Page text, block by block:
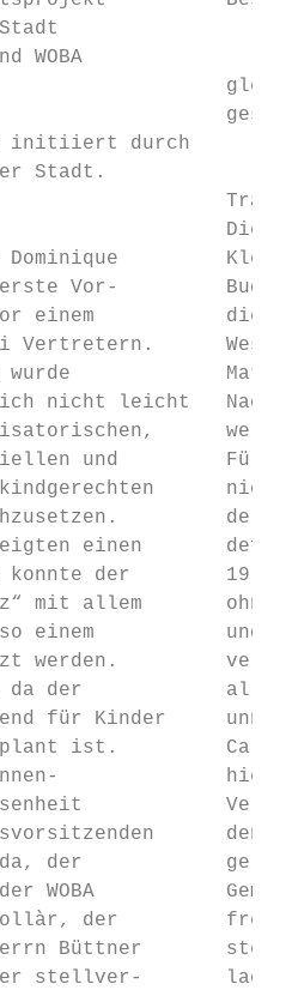
WOBA
initiiert durch
Stadt.
Trapp
Die
Dominique
erste Vor-
einem           die
Vertretern.
wurde
nicht leicht
und         Für
nicht
der
einen
konnte der        19:00
mit allem       ohne
so einem           und
werden.
da der            alle
für Kinder
ist.         Carrè
hier
den
der
WOBA
der         freuen
Büttner       sten
stellver-